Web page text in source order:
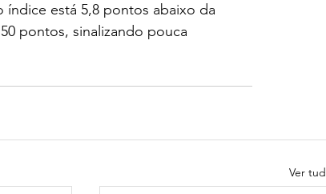
está 5,8 pontos abaixo da
pontos, sinalizando pouca
Ver